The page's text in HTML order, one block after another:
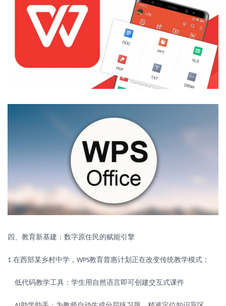
四、教育新基建：数字原住民的赋能引擎
1.在西部某乡村中学， WPS教育普惠计划正在改变传统教学模式：
低代码教学工具：学生用自然语言即可创建交互式课件